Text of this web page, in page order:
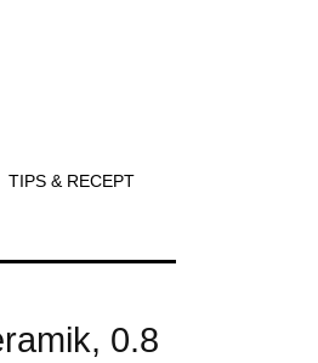
TIPS & RECEPT
0.8